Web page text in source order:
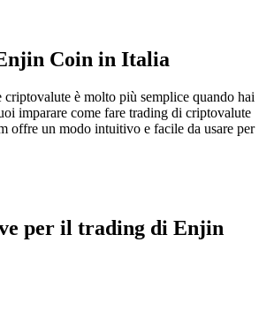
Coin in Italia
criptovalute è molto più semplice quando hai
imparare come fare trading di criptovalute
offre un modo intuitivo e facile da usare per
per il trading di Enjin